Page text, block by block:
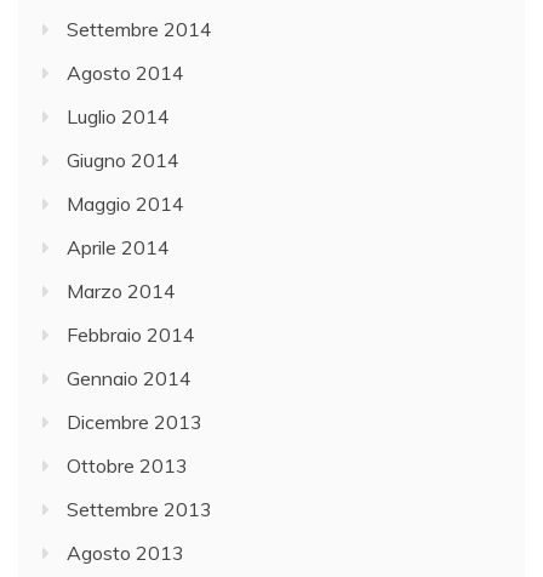
Settembre 2014
Agosto 2014
Luglio 2014
Giugno 2014
Maggio 2014
Aprile 2014
Marzo 2014
Febbraio 2014
Gennaio 2014
Dicembre 2013
Ottobre 2013
Settembre 2013
Agosto 2013